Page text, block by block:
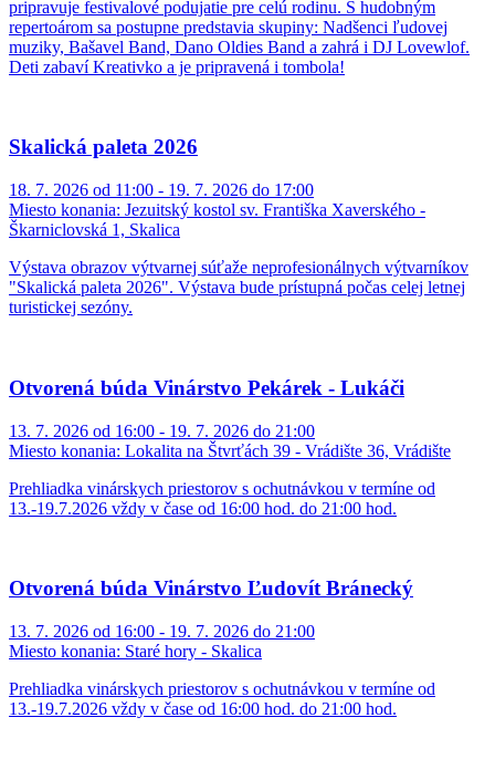
pripravuje festivalové podujatie pre celú rodinu. S hudobným
repertoárom sa postupne predstavia skupiny: Nadšenci ľudovej
muziky, Bašavel Band, Dano Oldies Band a zahrá i DJ Lovewlof.
Deti zabaví Kreativko a je pripravená i tombola!
Skalická paleta 2026
18. 7. 2026 od 11:00 - 19. 7. 2026 do 17:00
Miesto konania: Jezuitský kostol sv. Františka Xaverského -
Škarniclovská 1, Skalica
Výstava obrazov výtvarnej súťaže neprofesionálnych výtvarníkov
"Skalická paleta 2026". Výstava bude prístupná počas celej letnej
turistickej sezóny.
Otvorená búda Vinárstvo Pekárek - Lukáči
13. 7. 2026 od 16:00 - 19. 7. 2026 do 21:00
Miesto konania: Lokalita na Štvrťách 39 - Vrádište 36, Vrádište
Prehliadka vinárskych priestorov s ochutnávkou v termíne od
13.-19.7.2026 vždy v čase od 16:00 hod. do 21:00 hod.
Otvorená búda Vinárstvo Ľudovít Bránecký
13. 7. 2026 od 16:00 - 19. 7. 2026 do 21:00
Miesto konania: Staré hory - Skalica
Prehliadka vinárskych priestorov s ochutnávkou v termíne od
13.-19.7.2026 vždy v čase od 16:00 hod. do 21:00 hod.